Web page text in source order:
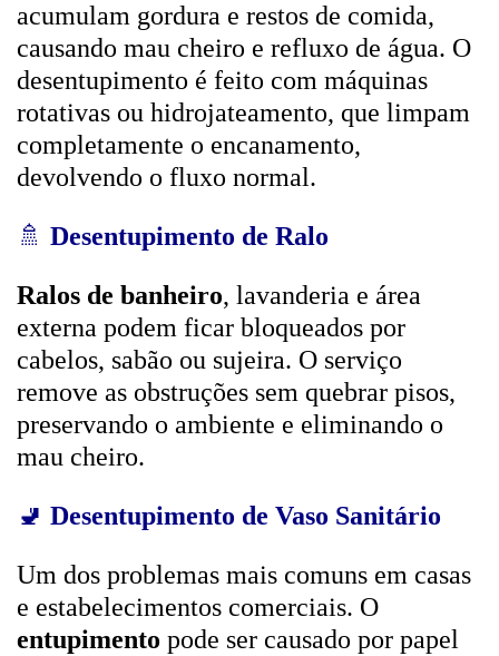
acumulam gordura e restos de comida,
causando mau cheiro e refluxo de água. O
desentupimento é feito com máquinas
rotativas ou hidrojateamento, que limpam
completamente o encanamento,
devolvendo o fluxo normal.
🚿 Desentupimento de Ralo
Ralos de banheiro, lavanderia e área
externa podem ficar bloqueados por
cabelos, sabão ou sujeira. O serviço
remove as obstruções sem quebrar pisos,
preservando o ambiente e eliminando o
mau cheiro.
🚽 Desentupimento de Vaso Sanitário
Um dos problemas mais comuns em casas
e estabelecimentos comerciais. O
entupimento pode ser causado por papel